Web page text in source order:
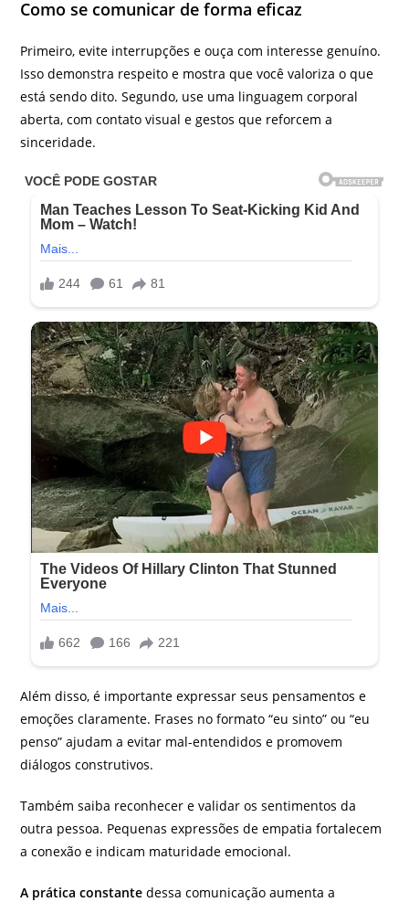
Como se comunicar de forma eficaz
Primeiro, evite interrupções e ouça com interesse genuíno.
Isso demonstra respeito e mostra que você valoriza o que
está sendo dito. Segundo, use uma linguagem corporal
aberta, com contato visual e gestos que reforcem a
sinceridade.
Além disso, é importante expressar seus pensamentos e
emoções claramente. Frases no formato “eu sinto” ou “eu
penso” ajudam a evitar mal-entendidos e promovem
diálogos construtivos.
Também saiba reconhecer e validar os sentimentos da
outra pessoa. Pequenas expressões de empatia fortalecem
a conexão e indicam maturidade emocional.
A prática constante dessa comunicação aumenta a